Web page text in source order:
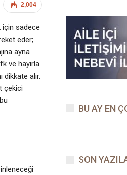
2,004
için sadece
eder;
ayna
ve hayırla
alır.
çekici
BU AY EN
SON